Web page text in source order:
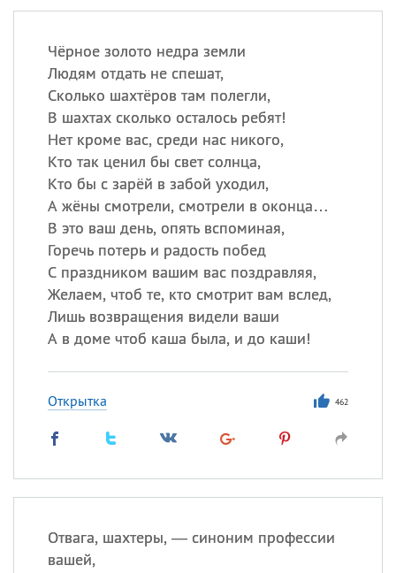
Чёрное золото недра земли
Людям отдать не спешат,
Сколько шахтёров там полегли,
В шахтах сколько осталось ребят!
Нет кроме вас, среди нас никого,
Кто так ценил бы свет солнца,
Кто бы с зарёй в забой уходил,
А жёны смотрели, смотрели в оконца…
В это ваш день, опять вспоминая,
Горечь потерь и радость побед
С праздником вашим вас поздравляя,
Желаем, чтоб те, кто смотрит вам вслед,
Лишь возвращения видели ваши
А в доме чтоб каша была, и до каши!
Открытка 462
Отвага, шахтеры, — синоним профессии
вашей,
Посмотреть значение
происхождение